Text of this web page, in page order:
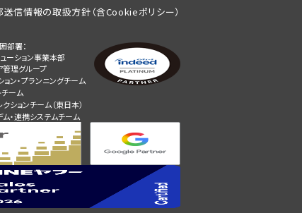
送信情報の取扱方針（含Cookieポリシー）
部署：
ーション事業本部
管理グループ
ョン・プランニングチーム
チーム
ションチーム（東日本）
ム・連携システムチーム